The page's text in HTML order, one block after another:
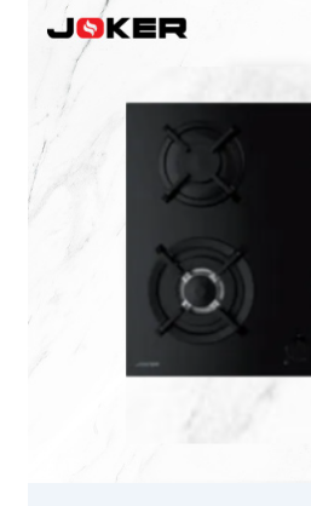
AT-610p
Balance cuisine – SKS-4524
Balance cuisine – SKS-4525
Balance de cuisine – SKS-4519
Balance de cuisine – SKS-4520